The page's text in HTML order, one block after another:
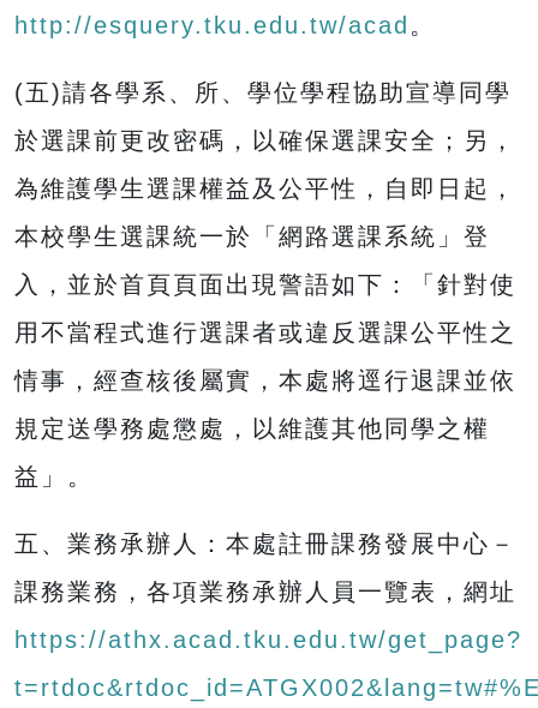
http://esquery.tku.edu.tw/acad 。
(五)請各學系、所、學位學程協助宣導同學
於選課前更改密碼，以確保選課安全；另，
為維護學生選課權益及公平性，自即日起，
本校學生選課統一於「網路選課系統」登
入，並於首頁頁面出現警語如下：「針對使
用不當程式進行選課者或違反選課公平性之
情事，經查核後屬實，本處將逕行退課並依
規定送學務處懲處，以維護其他同學之權
益」。
五、業務承辦人：本處註冊課務發展中心－
課務業務，各項業務承辦人員一覽表，網址
https://athx.acad.tku.edu.tw/get_page?